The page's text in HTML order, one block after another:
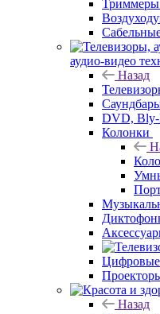
Триммеры
аудио-видео
Назад
DVD, Bly-
Колонки
Цифровые
Назад